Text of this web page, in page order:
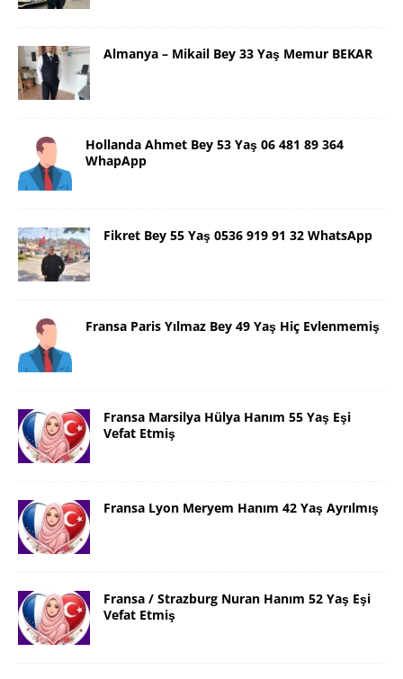
Almanya – Mikail Bey 33 Yaş Memur BEKAR
Hollanda Ahmet Bey 53 Yaş 06 481 89 364
WhapApp
Fikret Bey 55 Yaş 0536 919 91 32 WhatsApp
Fransa Paris Yılmaz Bey 49 Yaş Hiç Evlenmemiş
Fransa Marsilya Hülya Hanım 55 Yaş Eşi
Vefat Etmiş
Fransa Lyon Meryem Hanım 42 Yaş Ayrılmış
Fransa / Strazburg Nuran Hanım 52 Yaş Eşi
Vefat Etmiş